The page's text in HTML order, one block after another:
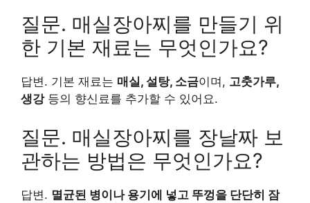
질문. 매실장아찌를 만들기 위
한 기본 재료는 무엇인가요?
답변. 기본 재료는 매실, 설탕, 소금이며, 고춧가루,
생강등의 향신료를 추가할 수 있어요.
질문. 매실장아찌를 장날짜 보
관하는 방법은 무엇인가요?
답변. 멸균된 병이나 용기에 넣고 뚜껑을 단단히 잠